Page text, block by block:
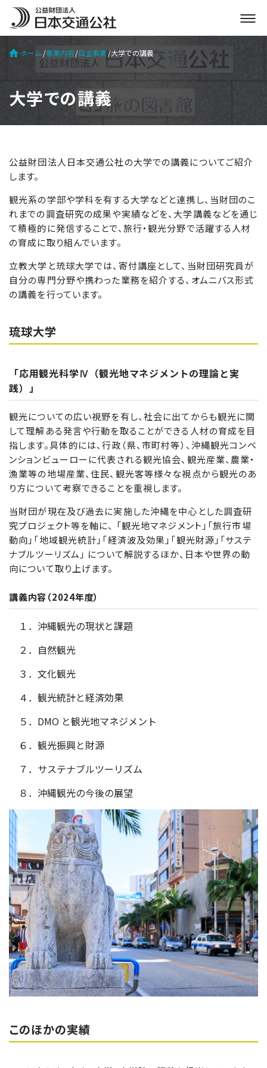
メ
ニ
ホーム 事業内容 自主事業 大学での講義
大学での講義
公益財団法人日本交通公社の大学での講義についてご紹介
します。
観光系の学部や学科を有する大学などと連携し、当財団のこ
れまでの調査研究の成果や実績などを、大学講義などを通じ
て積極的に発信することで、旅行・観光分野で活躍する人材
の育成に取り組んでいます。
立教大学と琉球大学では、寄付講座として、当財団研究員が
自分の専門分野や携わった業務を紹介する、オムニバス形式
の講義を行っています。
琉球大学
「応用観光科学Ⅳ（観光地マネジメントの理論と実
践）」
観光についての広い視野を有し、社会に出てからも観光に関
して理解ある発言や行動を取ることができる人材の育成を目
指します。具体的には、行政（県、市町村等）、沖縄観光コンベ
ンションビューローに代表される観光協会、観光産業、農業・
漁業等の地場産業、住民、観光客等様々な視点から観光のあ
り方について考察できることを重視します。
当財団が現在及び過去に実施した沖縄を中心とした調査研
究プロジェクト等を軸に、 「観光地マネジメント」「旅行市場
動向」「地域観光統計」「経済波及効果」「観光財源」「サステ
ナブルツーリズム」 について解説するほか、日本や世界の動
向について取り上げます。
講義内容（2024年度）
１．沖縄観光の現状と課題
２．自然観光
３．文化観光
４．観光統計と経済効果
５．DMO と観光地マネジメント
６．観光振興と財源
７．サステナブルツーリズム
８．沖縄観光の今後の展望
このほかの実績